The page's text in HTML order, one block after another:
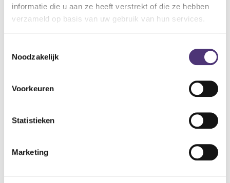
informatie die u aan ze heeft verstrekt of die ze hebben
verzameld op basis van uw gebruik van hun services.
Noodzakelijk
Voorkeuren
Statistieken
Marketing
Een tegemoetkoming aanvragen
Algemene voorwaarden
*Bij grote aankopen, gelieve de klantendienst te contacteren. Hier